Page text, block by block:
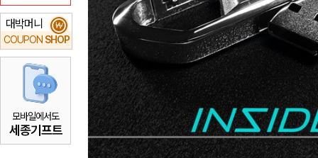
대박머니
COUPON SHOP
₩
모바일에서도
세종기프트